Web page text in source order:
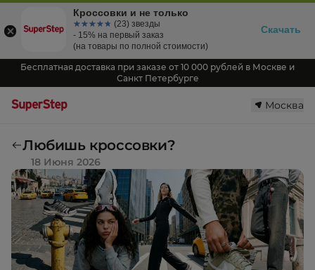
Бесплатная доставка при заказе от 10 000 рублей в Москве и
Санкт Петербурге
Москва
Любишь кроссовки?
18 Июня 2026
Кроссовки и не только
☆☆☆☆☆
★★★★★ (23) звезды
- 15% на первый заказ
(на товары по полной стоимости)
Скачать